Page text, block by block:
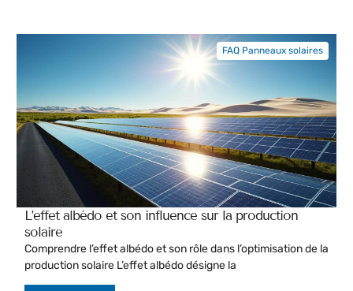
L’effet albédo et son influence sur la production
solaire
Comprendre l’effet albédo et son rôle dans l’optimisation de la
production solaire L’effet albédo désigne la
FAQ Panneaux solaires